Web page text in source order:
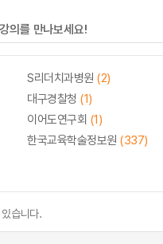
의를 만나보세요!
S리더치과병원 (2)
대구경찰청 (1)
이어도연구회 (1)
한국교육학술정보원 (337)
습니다.